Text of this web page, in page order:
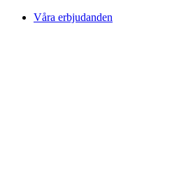
Skip
Våra erbjudanden